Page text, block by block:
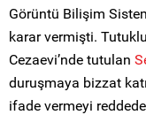
Görüntü Bilişim
karar vermişti.
Cezaevi’nde tutulan
duruşmaya bizzat
ifade vermeyi